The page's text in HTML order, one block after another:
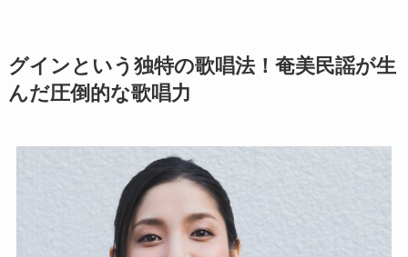
グインという独特の歌唱法！奄美民謡が生
んだ圧倒的な歌唱力